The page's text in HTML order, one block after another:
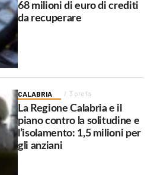
68 milioni di euro di crediti
da recuperare
CALABRIA 3 ore fa
La Regione Calabria e il
piano contro la solitudine e
l’isolamento: 1,5 milioni per
gli anziani